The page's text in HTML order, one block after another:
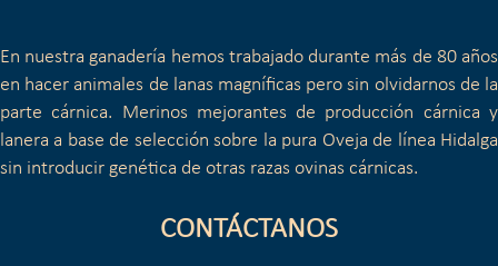
En nuestra ganadería hemos trabajado durante más de 80 años
en hacer animales de lanas magníficas pero sin olvidarnos de la
parte cárnica. Merinos mejorantes de producción cárnica y
lanera a base de selección sobre la pura Oveja de línea Hidalga
sin introducir genética de otras razas ovinas cárnicas.
CONTÁCTANOS